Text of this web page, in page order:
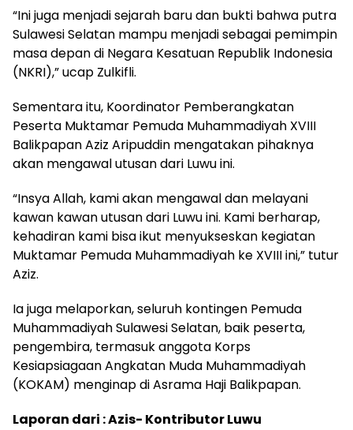
“Ini juga menjadi sejarah baru dan bukti bahwa putra
Sulawesi Selatan mampu menjadi sebagai pemimpin
masa depan di Negara Kesatuan Republik Indonesia
(NKRI),” ucap Zulkifli.
Sementara itu, Koordinator Pemberangkatan
Peserta Muktamar Pemuda Muhammadiyah XVIII
Balikpapan Aziz Aripuddin mengatakan pihaknya
akan mengawal utusan dari Luwu ini.
“Insya Allah, kami akan mengawal dan melayani
kawan kawan utusan dari Luwu ini. Kami berharap,
kehadiran kami bisa ikut menyukseskan kegiatan
Muktamar Pemuda Muhammadiyah ke XVIII ini,” tutur
Aziz.
Ia juga melaporkan, seluruh kontingen Pemuda
Muhammadiyah Sulawesi Selatan, baik peserta,
pengembira, termasuk anggota Korps
Kesiapsiagaan Angkatan Muda Muhammadiyah
(KOKAM) menginap di Asrama Haji Balikpapan.
Laporan dari : Azis- Kontributor Luwu